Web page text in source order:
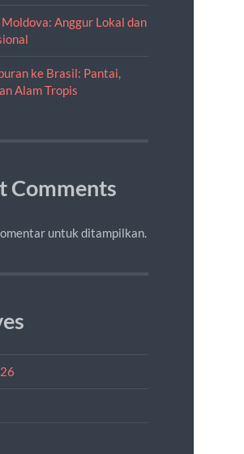
Anggur Lokal dan
ke Brasil: Pantai,
Alam Tropis
Comments
untuk ditampilkan.